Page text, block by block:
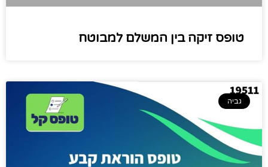
טופס זיקה בין המשלם למבוטח
גביה